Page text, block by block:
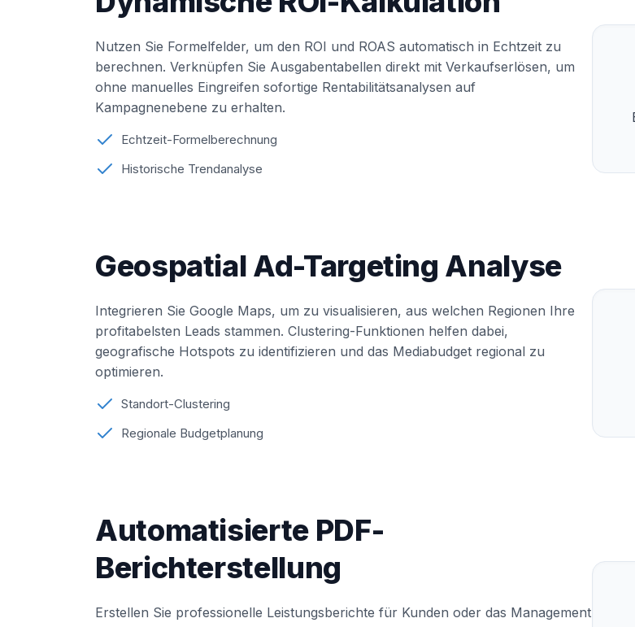
Nutzen Sie Formelfelder, um den ROI und ROAS automatisch in Echtzeit zu
berechnen. Verknüpfen Sie Ausgabentabellen direkt mit Verkaufserlösen, um
ohne manuelles Eingreifen sofortige Rentabilitätsanalysen auf
Kampagnenebene zu erhalten.
Echtzeit-Formelberechnung
Historische Trendanalyse
Geospatial Ad-Targeting Analyse
Integrieren Sie Google Maps, um zu visualisieren, aus welchen Regionen Ihre
profitabelsten Leads stammen. Clustering-Funktionen helfen dabei,
geografische Hotspots zu identifizieren und das Mediabudget regional zu
optimieren.
Standort-Clustering
Regionale Budgetplanung
Automatisierte PDF-
Berichterstellung
Erstellen Sie professionelle Leistungsberichte für Kunden oder das Management